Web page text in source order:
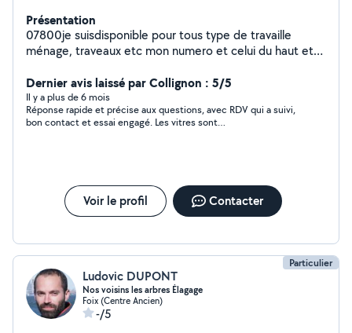
Présentation
07800je suisdisponible pour tous type de travaille
ménage, traveaux etc mon numero et celui du haut et
Dernier avis laissé par Collignon : 5/5
Il y a plus de 6 mois
Réponse rapide et précise aux questions, avec RDV qui a suivi,
bon contact et essai engagé. Les vitres sont
Voir le profil Contacter
Particulier
Ludovic DUPONT
Nos voisins les arbres Élagage
Foix (Centre Ancien)
-/5